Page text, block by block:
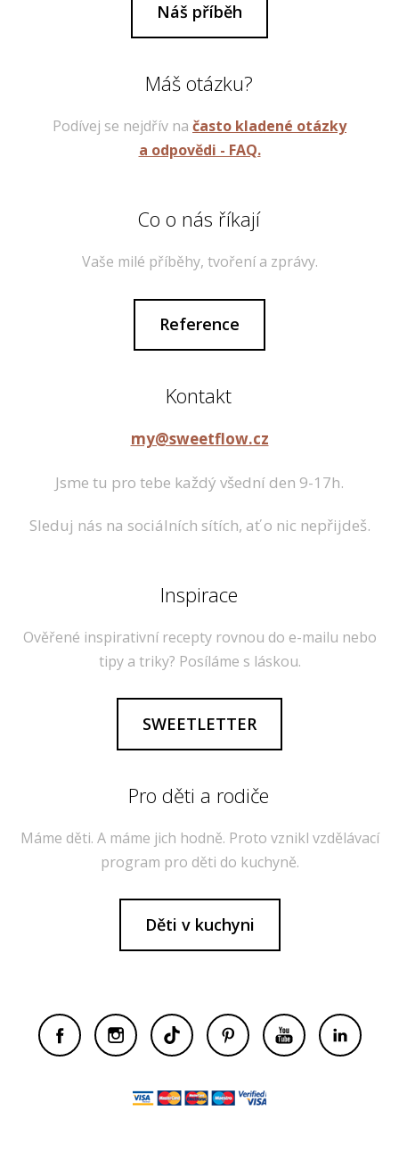
Náš příběh
Máš otázku?
Podívej se nejdřív na často kladené otázky
a odpovědi - FAQ.
Co o nás říkají
Vaše milé příběhy, tvoření a zprávy.
Reference
Kontakt
my@sweetflow.cz
Jsme tu pro tebe každý všední den 9-17h.
Sleduj nás na sociálních sítích, ať o nic nepřijdeš.
Inspirace
Ověřené inspirativní recepty rovnou do e-mailu nebo
tipy a triky? Posíláme s láskou.
SWEETLETTER
Pro děti a rodiče
Máme děti. A máme jich hodně. Proto vznikl vzdělávací
program pro děti do kuchyně.
Děti v kuchyni